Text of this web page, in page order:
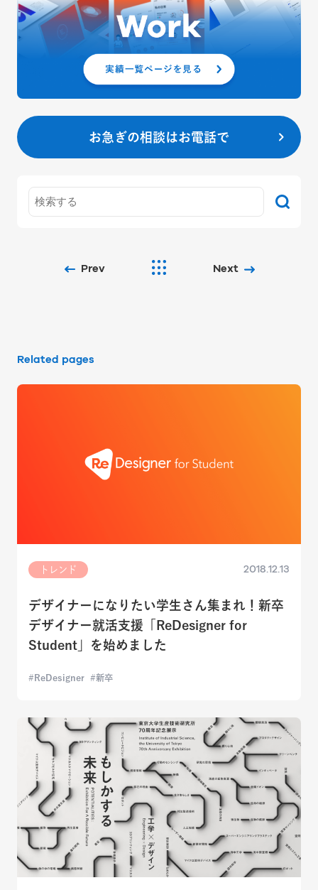
お急ぎの相談はお電話で
Prev Next
Related pages
トレンド 2018.12.13
デザイナーになりたい学生さん集まれ！新卒
デザイナー就活支援「ReDesigner for
Student」を始めました
ReDesigner 新卒